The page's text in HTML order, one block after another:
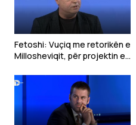
Fetoshi: Vuçiq me retorikën e
Millosheviqit, për projektin e